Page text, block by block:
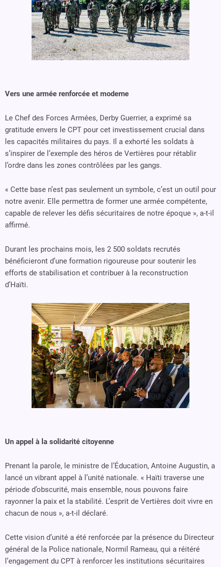
Vers une armée renforcée et moderne
Le Chef des Forces Armées, Derby Guerrier, a exprimé sa
gratitude envers le CPT pour cet investissement crucial dans
les capacités militaires du pays. Il a exhorté les soldats à
s’inspirer de l’exemple des héros de Vertières pour rétablir
l’ordre dans les zones contrôlées par les gangs.
« Cette base n’est pas seulement un symbole, c’est un outil pour
notre avenir. Elle permettra de former une armée compétente,
capable de relever les défis sécuritaires de notre époque », a-t-il
affirmé.
Durant les prochains mois, les 2 500 soldats recrutés
bénéficieront d’une formation rigoureuse pour soutenir les
efforts de stabilisation et contribuer à la reconstruction
d’Haïti.
Un appel à la solidarité citoyenne
Prenant la parole, le ministre de l’Éducation, Antoine Augustin, a
lancé un vibrant appel à l’unité nationale. « Haïti traverse une
période d’obscurité, mais ensemble, nous pouvons faire
rayonner la paix et la stabilité. L’esprit de Vertières doit vivre en
chacun de nous », a-t-il déclaré.
Cette vision d’unité a été renforcée par la présence du Directeur
général de la Police nationale, Normil Rameau, qui a réitéré
l’engagement du CPT à renforcer les institutions sécuritaires